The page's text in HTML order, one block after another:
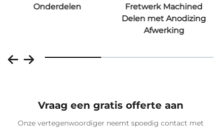
Fretwerk Machined
Delen met Anodizing
IJzer
Galvaniseerde
Vraag een gratis offerte aan
Onze vertegenwoordiger neemt spoedig contact met